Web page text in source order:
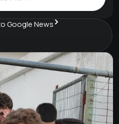
Google News